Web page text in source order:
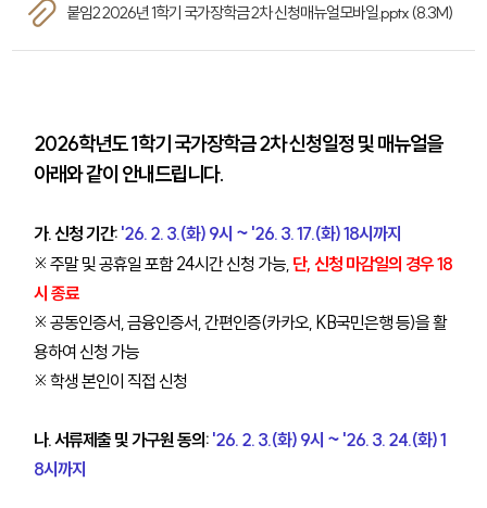
붙임2 2026년 1학기 국가장학금 2차 신청매뉴얼모바일.pptx (8.3M)
2026학년도 1학기 국가장학금 2차 신청일정 및 매뉴얼을
아래와 같이 안내드립니다.
가. 신청 기간: '26. 2. 3.(화) 9시 ~ '26. 3. 17.(화) 18시까지
※ 주말 및 공휴일 포함 24시간 신청 가능, 단, 신청 마감일의 경우 18
시 종료
※ 공동인증서, 금융인증서, 간편인증(카카오, KB국민은행 등)을 활
용하여 신청 가능
※ 학생 본인이 직접 신청
나. 서류제출 및 가구원 동의: '26. 2. 3.(화) 9시 ~ '26. 3. 24.(화) 1
8시까지